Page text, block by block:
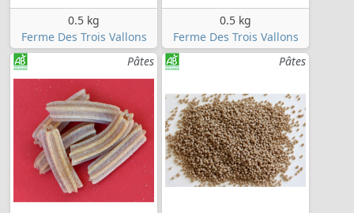
0.5 kg
Ferme Des Trois Vallons
0.5 kg
Ferme Des Trois Vallons
Pâtes
Pâtes